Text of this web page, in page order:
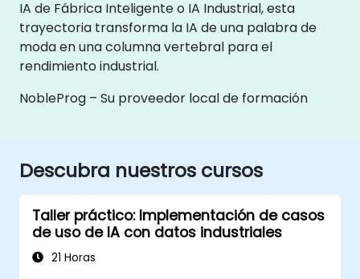
IA de Fábrica Inteligente o IA Industrial, esta
trayectoria transforma la IA de una palabra de
moda en una columna vertebral para el
rendimiento industrial.
NobleProg – Su proveedor local de formación
Descubra nuestros cursos
Taller práctico: Implementación de casos
de uso de IA con datos industriales
21 Horas